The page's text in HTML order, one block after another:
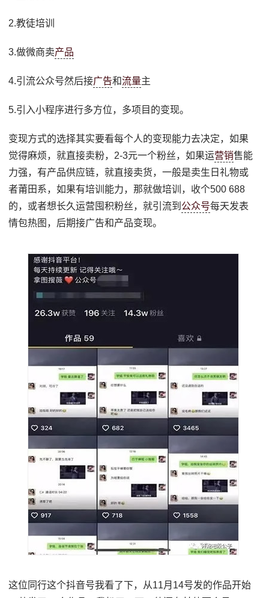
2.教徒培训
3.做微商卖产品
4.引流公众号然后接广告和流量主
5.引入小程序进行多方位，多项目的变现。
变现方式的选择其实要看每个人的变现能力去决定，如果
觉得麻烦，就直接卖粉，2-3元一个粉丝，如果运营销售能
力强，有产品供应链，就直接卖货，一般是卖生日礼物或
者莆田系，如果有培训能力，那就做培训，收个500 688
的，或者想长久运营囤积粉丝，就引流到 公众号每天发表
情包热图，后期接广告和产品变现。
这位同行这个抖音号我看了下，从11月14号发的作品开始